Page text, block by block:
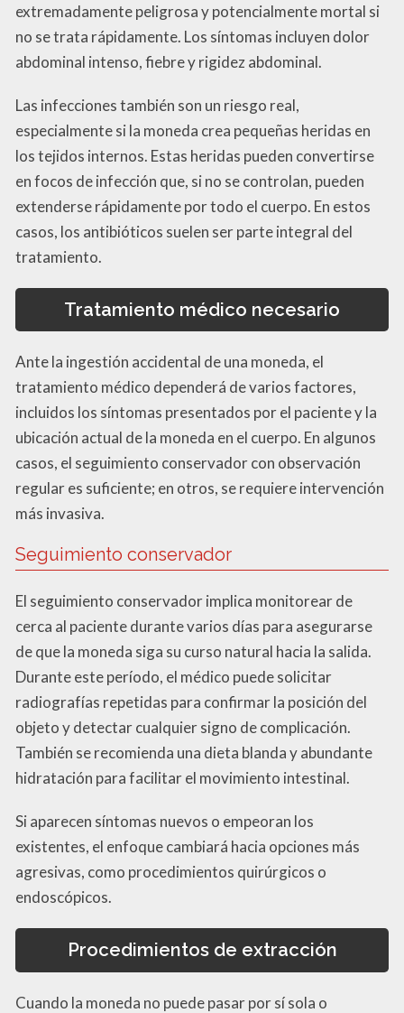
extremadamente peligrosa y potencialmente mortal si
no se trata rápidamente. Los síntomas incluyen dolor
abdominal intenso, fiebre y rigidez abdominal.
Las infecciones también son un riesgo real,
especialmente si la moneda crea pequeñas heridas en
los tejidos internos. Estas heridas pueden convertirse
en focos de infección que, si no se controlan, pueden
extenderse rápidamente por todo el cuerpo. En estos
casos, los antibióticos suelen ser parte integral del
tratamiento.
Tratamiento médico necesario
Ante la ingestión accidental de una moneda, el
tratamiento médico dependerá de varios factores,
incluidos los síntomas presentados por el paciente y la
ubicación actual de la moneda en el cuerpo. En algunos
casos, el seguimiento conservador con observación
regular es suficiente; en otros, se requiere intervención
más invasiva.
Seguimiento conservador
El seguimiento conservador implica monitorear de
cerca al paciente durante varios días para asegurarse
de que la moneda siga su curso natural hacia la salida.
Durante este período, el médico puede solicitar
radiografías repetidas para confirmar la posición del
objeto y detectar cualquier signo de complicación.
También se recomienda una dieta blanda y abundante
hidratación para facilitar el movimiento intestinal.
Si aparecen síntomas nuevos o empeoran los
existentes, el enfoque cambiará hacia opciones más
agresivas, como procedimientos quirúrgicos o
endoscópicos.
Procedimientos de extracción
Cuando la moneda no puede pasar por sí sola o